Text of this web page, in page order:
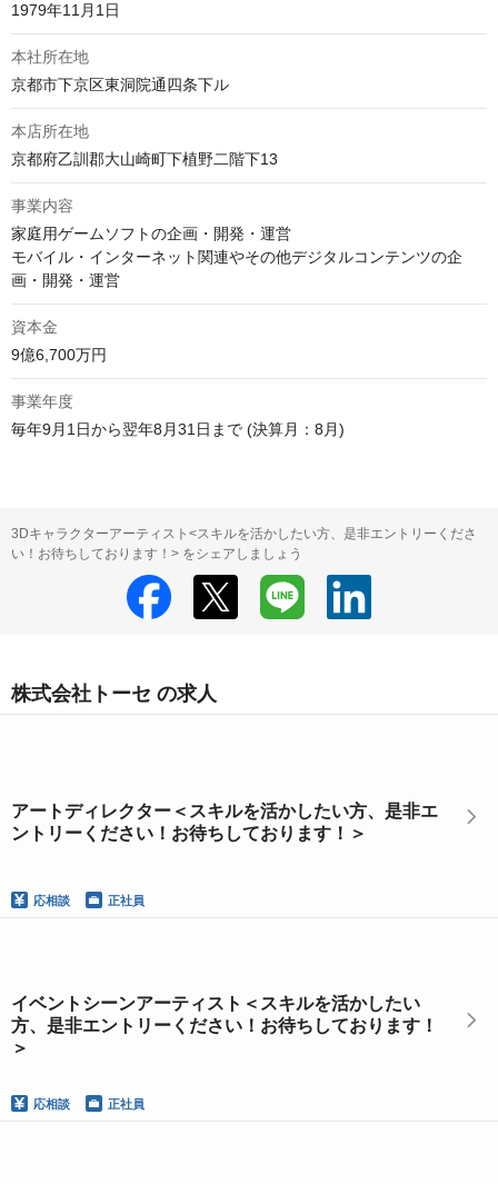
1979年11月1日
本社所在地
京都市下京区東洞院通四条下ル
本店所在地
京都府乙訓郡大山崎町下植野二階下13
事業内容
家庭用ゲームソフトの企画・開発・運営
モバイル・インターネット関連やその他デジタルコンテンツの企
資本金
9億6,700万円
事業年度
毎年9月1日から翌年8月31日まで (決算月：8月)
3Dキャラクターアーティスト<スキルを活かしたい方、是非エントリーくださ
い！お待ちしております！> をシェアしましょう
株式会社トーセ の求人
アートディレクター＜スキルを活かしたい方、是非エ
ントリーください！お待ちしております！＞
応相談 正社員
イベントシーンアーティスト＜スキルを活かしたい
方、是非エントリーください！お待ちしております！
＞
応相談 正社員